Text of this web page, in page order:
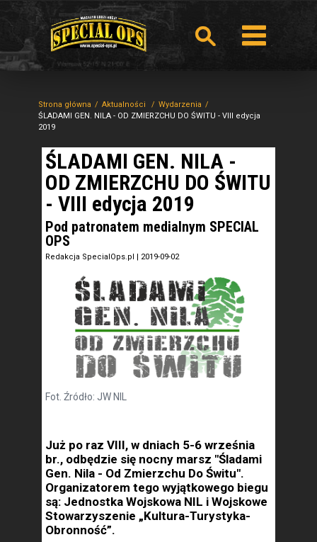
Strona główna Aktualności
Wydarzenia
ŚLADAMI GEN. NILA - OD ZMIERZCHU DO ŚWITU - VIII edycja
2019
ŚLADAMI GEN. NILA -
OD ZMIERZCHU DO ŚWITU
- VIII edycja 2019
Pod patronatem medialnym SPECIAL
OPS
Redakcja SpecialOps.pl | 2019-09-02
Fot. Źródło: JW NIL
Już po raz VIII, w dniach 5-6 września
br., odbędzie się nocny marsz "Śladami
Gen. Nila - Od Zmierzchu Do Świtu".
Organizatorem tego wyjątkowego biegu
są: Jednostka Wojskowa NIL i Wojskowe
Stowarzyszenie „Kultura-Turystyka-
Obronność”.